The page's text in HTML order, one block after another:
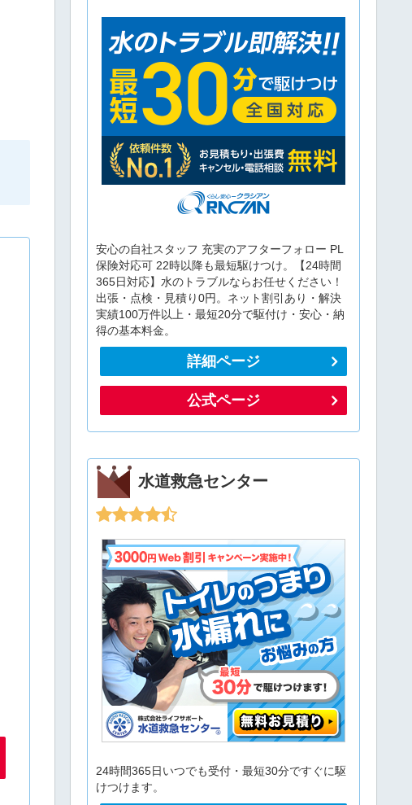
安心の自社スタッフ 充実のアフターフォロー PL
保険対応可 22時以降も最短駆けつけ。【24時間
365日対応】水のトラブルならお任せください！
出張・点検・見積り0円。ネット割引あり・解決
実績100万件以上・最短20分で駆付け・安心・納
得の基本料金。
詳細ページ
公式ページ
水道救急センター
24時間365日いつでも受付・最短30分ですぐに駆
けつけます。